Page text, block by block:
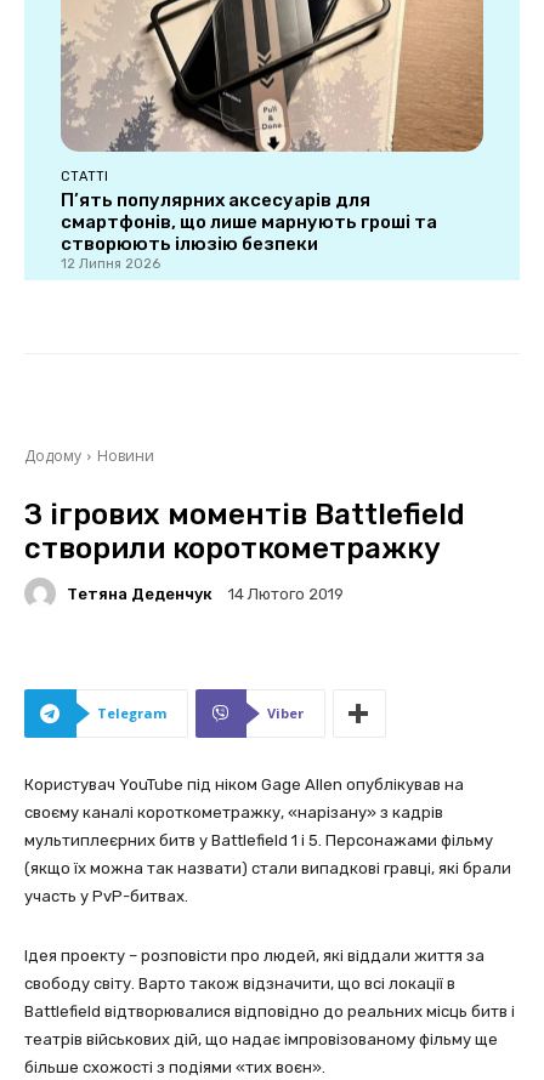
СТАТТІ
П’ять популярних аксесуарів для
смартфонів, що лише марнують гроші та
створюють ілюзію безпеки
12 Липня 2026